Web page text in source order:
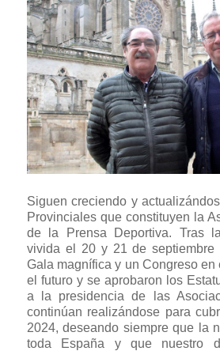
Siguen creciendo y
Provinciales que constituyen la
de la Prensa Deportiva. Tras
vivida el 20 y 21 de septiembre
Gala magnífica y un Congreso en
el futuro y se aprobaron los
a la presidencia de las
continúan realizándose para
2024, deseando siempre que la
toda España y que nuestro